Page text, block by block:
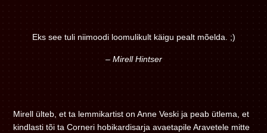
Eks see tuli niimoodi loomulikult käigu pealt mõelda. ;)
– Mirell Hintser
Mirell ülteb, et ta lemmikartist on Anne Veski ja peab ütlema, et
kindlasti tõi ta Corneri hobikardisarja avaetapile Aravetele mitte